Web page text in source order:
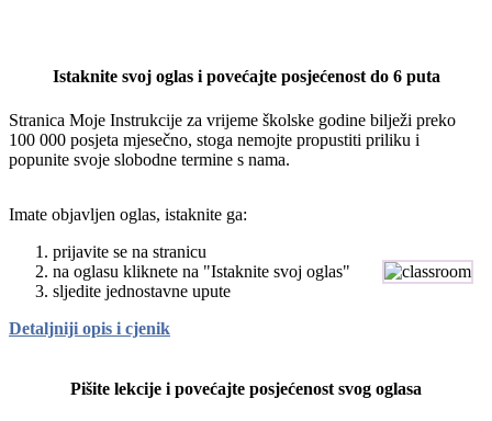
Istaknite svoj oglas i povećajte posjećenost do 6 puta
Stranica Moje Instrukcije za vrijeme školske godine bilježi preko
100 000 posjeta mjesečno, stoga nemojte propustiti priliku i
popunite svoje slobodne termine s nama.
Imate objavljen oglas, istaknite ga:
prijavite se na stranicu
na oglasu kliknete na "Istaknite svoj oglas"
sljedite jednostavne upute
Detaljniji opis i cjenik
Pišite lekcije i povećajte posjećenost svog oglasa